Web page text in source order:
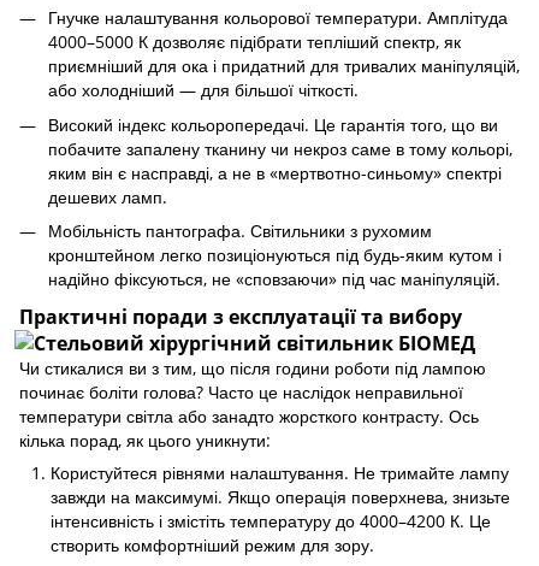
Гнучке налаштування кольорової температури. Амплітуда
4000–5000 К дозволяє підібрати тепліший спектр, як
приємніший для ока і придатний для тривалих маніпуляцій,
або холодніший — для більшої чіткості.
Високий індекс кольоропередачі. Це гарантія того, що ви
побачите запалену тканину чи некроз саме в тому кольорі,
яким він є насправді, а не в «мертвотно-синьому» спектрі
дешевих ламп.
Мобільність пантографа. Світильники з рухомим
кронштейном легко позиціонуються під будь-яким кутом і
надійно фіксуються, не «сповзаючи» під час маніпуляцій.
Практичні поради з експлуатації та вибору
Чи стикалися ви з тим, що після години роботи під лампою
починає боліти голова? Часто це наслідок неправильної
температури світла або занадто жорсткого контрасту. Ось
кілька порад, як цього уникнути:
Користуйтеся рівнями налаштування. Не тримайте лампу
завжди на максимумі. Якщо операція поверхнева, знизьте
інтенсивність і змістіть температуру до 4000–4200 К. Це
створить комфортніший режим для зору.